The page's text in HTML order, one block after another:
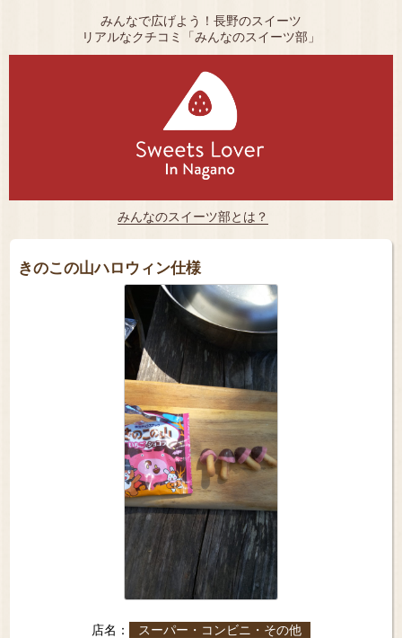
みんなで広げよう！長野のスイーツ
リアルなクチコミ「みんなのスイーツ部」
みんなのスイーツ部とは？
きのこの山ハロウィン仕様
店名： スーパー・コンビニ・その他